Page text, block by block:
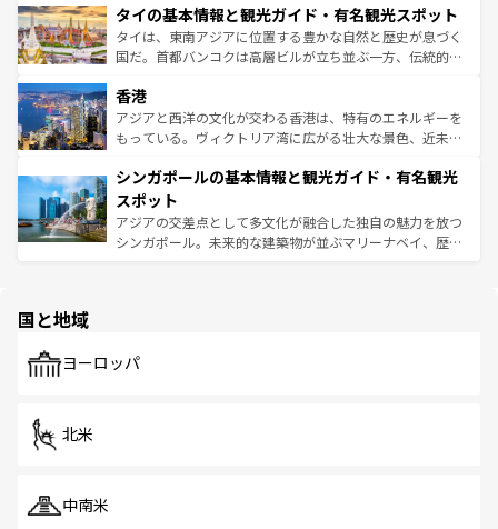
わってみてほしい。 なお、新着の韓国情報はコンテンツ一
覧 を参照してほしい。
急速な発展と共に伝統が息づく。ハノイの古い町並みやホ
ーチミン市のフランス統治時代の建物も、独特の雰囲気を
醸し出している。また、バラエティの豊かさとおいしさで
とつ。フォーやバインミー、ベトナムコーヒーなどは、ぜ
ひ現地で味わいたい。どの地域を訪れてもあたたかい人々
が旅行者を迎えてくれるので、きっと忘れられない旅にな
参照してほしい。
タイの基本情報と観光ガイド・有名観光スポット
タイは、東南アジアに位置する豊かな自然と歴史が息づく
国だ。首都バンコクは高層ビルが立ち並ぶ一方、伝統的な
の活気が交差している。北部ではチェンマイなどの山岳地
帯で自然と触れ合い、南部ではプーケットやクラビの美し
いビーチでリゾート気分を楽しむことができる。タイ料理
激する。気候は一年中温暖で、どの季節にも異なる楽しみ
が待っている。親しみやすいタイの人々、仏教を中心とし
た文化、そして多様な観光資源が、訪れる旅人を魅了し続
ける。 なお、新着のタイ情報はコンテンツ一覧を参照して
香港
アジアと西洋の文化が交わる香港は、特有のエネルギーを
もっている。ヴィクトリア湾に広がる壮大な景色、近未来
み、どこを訪れても感動するはず。観光スポットが密集し
ており、効率よく見どころを回れるのも魅力。息をのむよ
うな絶景から文化的な体験まで、香港を存分に楽しみ尽く
そう。 なお、新着の香港情報はコンテンツ一覧を参照して
シンガポールの基本情報と観光ガイド・有名観光
スポット
アジアの交差点として多文化が融合した独自の魅力を放つ
シンガポール。未来的な建築物が並ぶマリーナベイ、歴史
で、ホーカーズは地元の風情を楽しめる外せないスポット
国と地域
ヨーロッパ
北米
中南米